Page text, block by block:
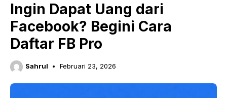
Ingin Dapat Uang dari
Facebook? Begini Cara
Daftar FB Pro
Sahrul Februari 23, 2026